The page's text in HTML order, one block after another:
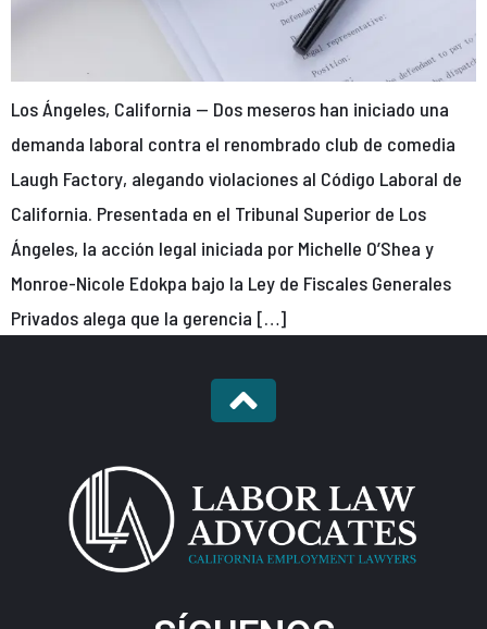
Los Ángeles, California — Dos meseros han iniciado una
demanda laboral contra el renombrado club de comedia
Laugh Factory, alegando violaciones al Código Laboral de
California. Presentada en el Tribunal Superior de Los
Ángeles, la acción legal iniciada por Michelle O’Shea y
Monroe-Nicole Edokpa bajo la Ley de Fiscales Generales
Privados alega que la gerencia […]